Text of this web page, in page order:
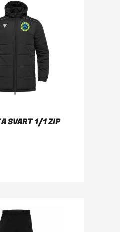
SVART 1/1 ZIP